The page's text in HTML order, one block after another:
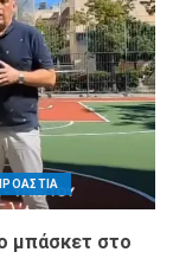
μπάσκετ στο